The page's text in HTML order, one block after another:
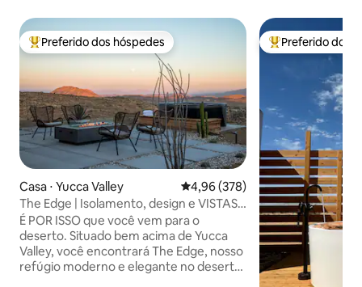
Entre os melhores preferidos dos hóspedes
Preferido dos hóspedes
Casa ⋅ Yucca Valley 4,96 de uma avaliação média de
4,96 (378)
The Edge | Isolamento, design e VISTAS
DOS SONHOS + Mais
É POR ISSO que você vem para o
deserto. Situado bem acima de Yucca
Valley, você encontrará The Edge, nosso
refúgio moderno e elegante no deserto
Entre os
Preferido dos